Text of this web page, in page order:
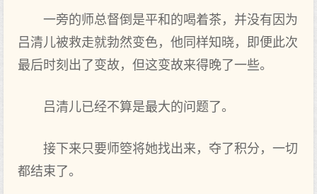
一旁的师总督倒是平和的喝着茶，并没有因为
吕清儿被救走就勃然变色，他同样知晓，即便此次
最后时刻出了变故，但这变故来得晚了一些。
吕清儿已经不算是最大的问题了。
接下来只要师箜将她找出来，夺了积分，一切
都结束了。